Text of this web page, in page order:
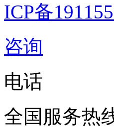
ICP备
咨询
电话
全国服务热